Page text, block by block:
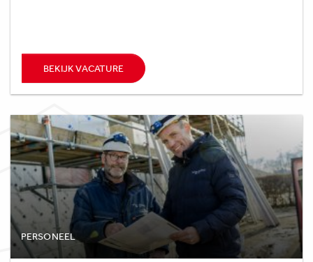
BEKIJK VACATURE
PERSONEEL